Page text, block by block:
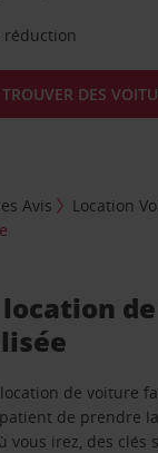
réduction
TROUVER DES
Avis Location
location
de voiture
de prendre
vous irez, des clés